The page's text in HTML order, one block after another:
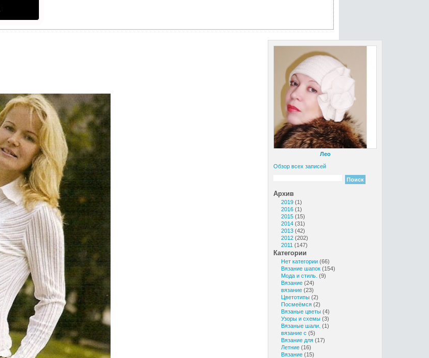
Лео
Обзор всех записей
Архив
2019 (1)
2016 (1)
2015 (15)
2014 (31)
2013 (42)
2012 (202)
2011 (147)
Категории
Нет категории (66)
Вязание шапок (154)
Мода и стиль. (9)
Вязание (24)
вязание (23)
Цветотипы (2)
Посмеёмся (2)
Вязаные цветы (4)
Узоры и схемы (3)
Вязаные шали. (1)
вязание с (5)
Вязание для (17)
Летние (16)
Вязание (15)